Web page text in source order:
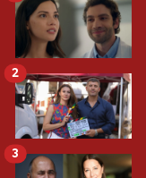
2
3